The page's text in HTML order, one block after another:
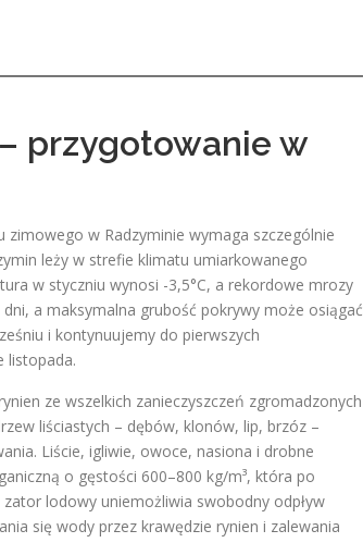
przygotowanie w
w Radzyminie wymaga szczególnie
leży w strefie klimatu umiarkowanego
w styczniu wynosi -3,5°C, a rekordowe mrozy
a maksymalna grubość pokrywy może osiągać
i kontynuujemy do pierwszych
listopada.
ze wszelkich zanieczyszczeń zgromadzonych
liściastych – dębów, klonów, lip, brzóz –
Liście, igliwie, owoce, nasiona i drobne
o gęstości 600–800 kg/m³, która po
lodowy uniemożliwia swobodny odpływ
się wody przez krawędzie rynien i zalewania